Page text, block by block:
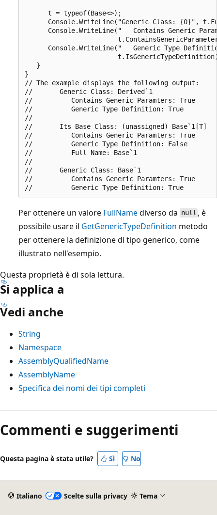
      t = typeof(Base<>);
Console.WriteLine("Generic Class: {0}",
Console.WriteLine("   Contains Generic
Console.WriteLine("   Generic Type
   }
}
// The example displays the following output:
//       Generic Class: Derived`1
//          Contains Generic Paramters: True
//          Generic Type Definition: True
//
//       Its Base Class: (unassigned) Base`1[T]
//          Contains Generic Paramters: True
//          Generic Type Definition: False
//          Full Name: Base`1
//
//       Generic Class: Base`1
//          Contains Generic Paramters: True
Per ottenere un valore FullNamediverso da null , è
possibile usare il GetGenericTypeDefinition metodo
per ottenere la definizione di tipo generico, come
illustrato nell'esempio.
Questa proprietà è di sola lettura.
Si applica a
Vedi anche
String
Namespace
AssemblyQualifiedName
AssemblyName
Specifica dei nomi dei tipi completi
Commenti e suggerimenti
Questa pagina è stata utile? Sì No
Italiano Scelte sulla privacy Tema